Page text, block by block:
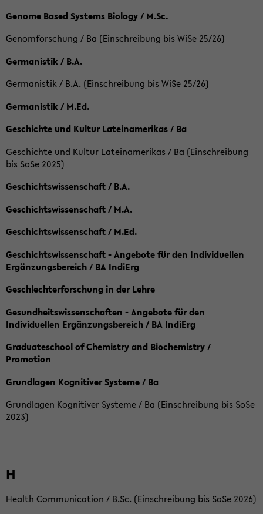
Genome Based Systems Biology / M.Sc.
Genomforschung / Ba (Einschreibung bis WiSe 25/26)
Germanistik / B.A.
Germanistik / B.A. (Einschreibung bis WiSe 25/26)
Germanistik / M.Ed.
Geschichte und Kultur Lateinamerikas / Ba
Geschichte und Kultur Lateinamerikas / Ba (Einschreibung
bis SoSe 2025)
Geschichtswissenschaft / B.A.
Geschichtswissenschaft / M.A.
Geschichtswissenschaft / M.Ed.
Geschichtswissenschaft - Angebote für den Individuellen
Ergänzungsbereich / BA IndiErg
Geschlechterforschung in der Lehre
Gesundheitswissenschaften - Angebote für den
Individuellen Ergänzungsbereich / BA IndiErg
Graduateschool of Chemistry and Biochemistry /
Promotion
Grundlagen Kognitiver Systeme / Ba
Grundlagen Kognitiver Systeme / Ba (Einschreibung bis SoSe
2023)
H
Health Communication / B.Sc. (Einschreibung bis SoSe 2026)